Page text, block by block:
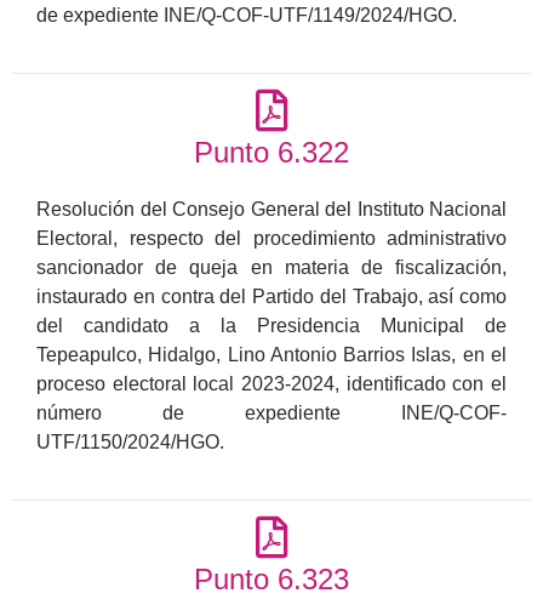
de expediente INE/Q-COF-UTF/1149/2024/HGO.
Punto 6.322
Resolución del Consejo General del Instituto Nacional
Electoral, respecto del procedimiento administrativo
sancionador de queja en materia de fiscalización,
instaurado en contra del Partido del Trabajo, así como
del candidato a la Presidencia Municipal de
Tepeapulco, Hidalgo, Lino Antonio Barrios Islas, en el
proceso electoral local 2023-2024, identificado con el
número de expediente INE/Q-COF-
UTF/1150/2024/HGO.
Punto 6.323